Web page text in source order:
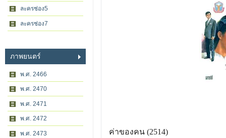
ละครช่อง5
ละครช่อง7
ภาพยนตร์
พ.ศ. 2466
พ.ศ. 2470
พ.ศ. 2471
พ.ศ. 2472
พ.ศ. 2473 ค่าของคน (2514)